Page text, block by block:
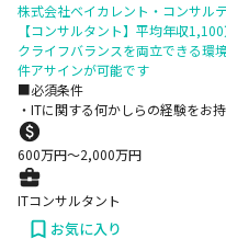
株式会社ベイカレント・コンサル
【コンサルタント】平均年収
クライフバランスを両立できる環
件アサインが可能です
■必須条件
・ITに関する何かしらの経験をお
600万円〜2,000万円
ITコンサルタント
お気に入り